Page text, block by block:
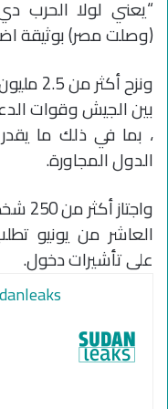
“يعني لولا الحرب
(وصلت مصر) بوثيقة
ونزح
الدول المجاورة.
العاشر من يونيو
على تأشيرات دخول.